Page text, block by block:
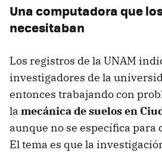
Una computadora que
necesitaban
Los registros de la UNAM
investigadores de la
entonces trabajando con
la mecánica de suelos en
aunque no se específica para
El tema es que la